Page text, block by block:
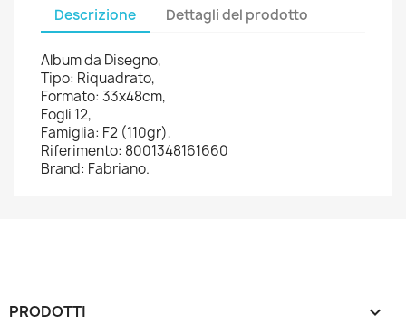
Descrizione Dettagli del prodotto
Album da Disegno,
Tipo: Riquadrato,
Formato: 33x48cm,
Fogli 12,
Famiglia: F2 (110gr),
Riferimento: 8001348161660
Brand: Fabriano.
PRODOTTI 